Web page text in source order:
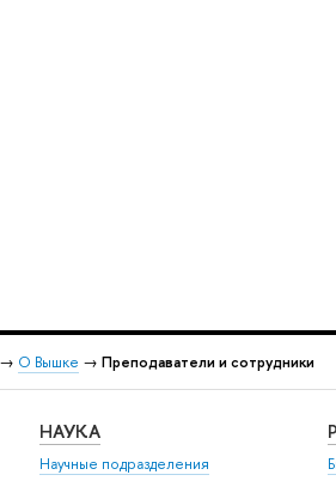
→ О Вышке → Преподаватели и сотрудники
НАУКА
Научные подразделения